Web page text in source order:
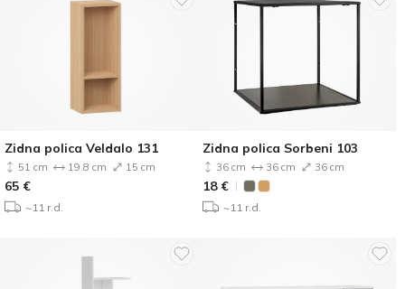
Zidna polica Veldalo 131
51 cm 19.8 cm 15 cm
65 €
~11 r.d.
Zidna polica Sorbeni 103
36 cm 36 cm 36 cm
18 €
~11 r.d.